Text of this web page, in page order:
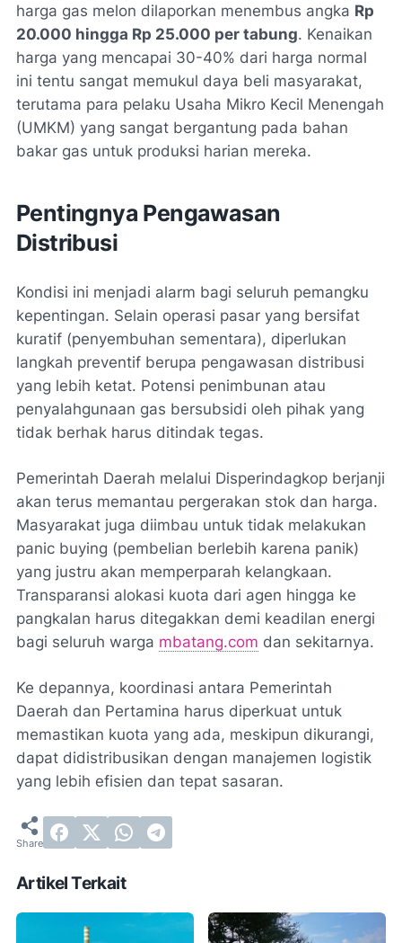
harga gas melon dilaporkan menembus angka Rp
20.000 hingga Rp 25.000 per tabung. Kenaikan
harga yang mencapai 30-40% dari harga normal
ini tentu sangat memukul daya beli masyarakat,
terutama para pelaku Usaha Mikro Kecil Menengah
(UMKM) yang sangat bergantung pada bahan
bakar gas untuk produksi harian mereka.
Pentingnya Pengawasan
Distribusi
Kondisi ini menjadi alarm bagi seluruh pemangku
kepentingan. Selain operasi pasar yang bersifat
kuratif (penyembuhan sementara), diperlukan
langkah preventif berupa pengawasan distribusi
yang lebih ketat. Potensi penimbunan atau
penyalahgunaan gas bersubsidi oleh pihak yang
tidak berhak harus ditindak tegas.
Pemerintah Daerah melalui Disperindagkop berjanji
akan terus memantau pergerakan stok dan harga.
Masyarakat juga diimbau untuk tidak melakukan
panic buying (pembelian berlebih karena panik)
yang justru akan memperparah kelangkaan.
Transparansi alokasi kuota dari agen hingga ke
pangkalan harus ditegakkan demi keadilan energi
bagi seluruh warga mbatang.com dan sekitarnya.
Ke depannya, koordinasi antara Pemerintah
Daerah dan Pertamina harus diperkuat untuk
memastikan kuota yang ada, meskipun dikurangi,
dapat didistribusikan dengan manajemen logistik
yang lebih efisien dan tepat sasaran.
Artikel Terkait